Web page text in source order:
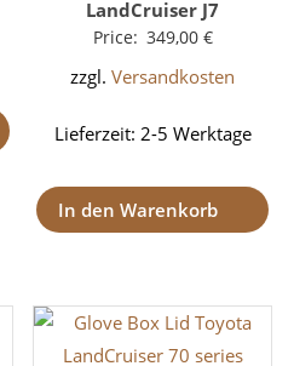
LandCruiser J7
Price: 349,00 €
zzgl.Versandkosten
Lieferzeit: 2-5 Werktage
In den Warenkorb